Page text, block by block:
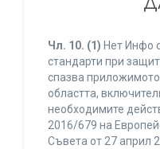
Чл. 10. (1) Нет Инфо
стандарти при
спазва
областта,
необходимите
2016/679 на
Съвета от 27 април